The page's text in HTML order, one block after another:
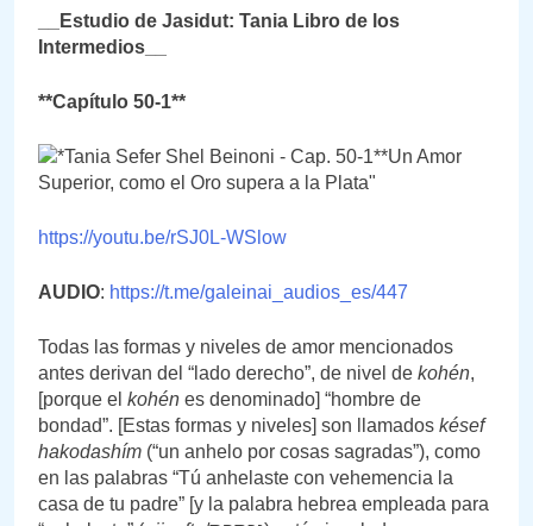
__Estudio de Jasidut: Tania Libro de los
Intermedios__
**Capítulo 50-1**
https://youtu.be/rSJ0L-WSlow
AUDIO: https://t.me/galeinai_audios_es/447
Todas las formas y niveles de amor mencionados
antes derivan del “lado derecho”, de nivel de kohén,
[porque el kohén es denominado] “hombre de
bondad”. [Estas formas y niveles] son llamados késef
hakodashím (“un anhelo por cosas sagradas”), como
en las palabras “Tú anhelaste con vehemencia la
casa de tu padre” [y la palabra hebrea empleada para